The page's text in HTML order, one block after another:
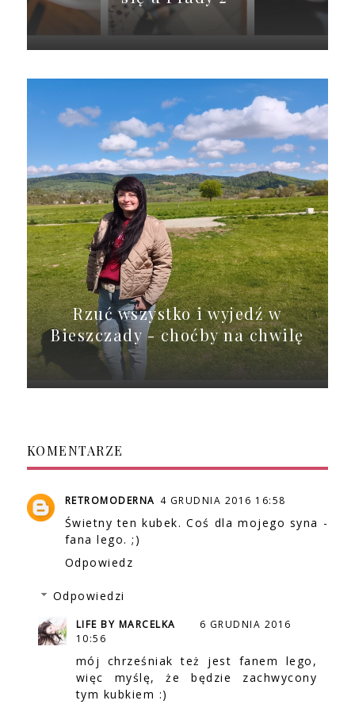
Rzuć wszystko i wyjedź w
Bieszczady - choćby na chwilę
KOMENTARZE
RETROMODERNA 4 GRUDNIA 2016 16:58
Świetny ten kubek. Coś dla mojego syna -
fana lego. ;)
Odpowiedz
Odpowiedzi
LIFE BY MARCELKA
6 GRUDNIA 2016
10:56
mój chrześniak też jest fanem lego,
więc myślę, że będzie zachwycony
tym kubkiem :)